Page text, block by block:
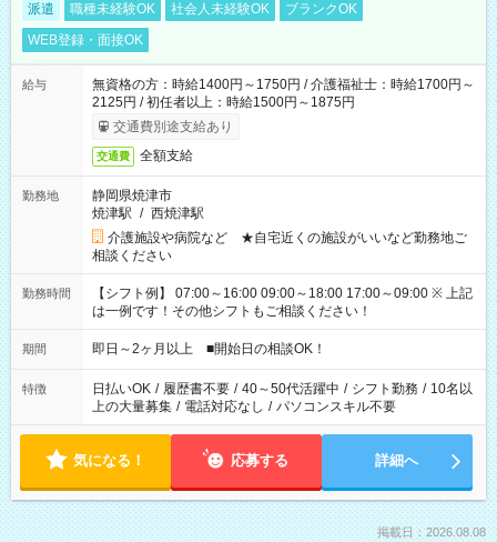
派遣 職種未経験OK 社会人未経験OK
ブランクOK
WEB登録・面接OK
給与
無資格の方：時給1400円～1750円 / 介護福祉士：時給1700円～
2125円 / 初任者以上：時給1500円～1875円
交通費別途支給あり
交通費 全額支給
勤務地
静岡県焼津市
焼津駅 / 西焼津駅
介護施設や病院など ★自宅近くの施設がいいなど勤務地ご
相談ください
勤務時間
【シフト例】 07:00～16:00 09:00～18:00 17:00～09:00 ※ 上記
は一例です！その他シフトもご相談ください！
期間 即日～2ヶ月以上 ■開始日の相談OK！
特徴 日払いOK / 履歴書不要 / 40～50代活躍中 / シフト勤務 / 10名以
上の大量募集 / 電話対応なし / パソコンスキル不要
気になる！ 応募する 詳細へ
掲載日：2026.08.08